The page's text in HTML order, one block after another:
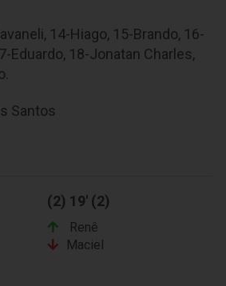
14-Hiago, 15-Brando, 16-
Eduardo, 18-Jonatan Charles,
Santos
(2) 19' (2)
Renê
Maciel